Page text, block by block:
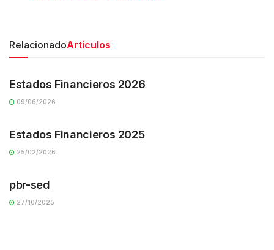
RelacionadoArtículos
TRANSPARENCIA
Estados Financieros 2026
09/06/2026
Estados Financieros 2025
25/02/2026
pbr-sed
27/10/2025